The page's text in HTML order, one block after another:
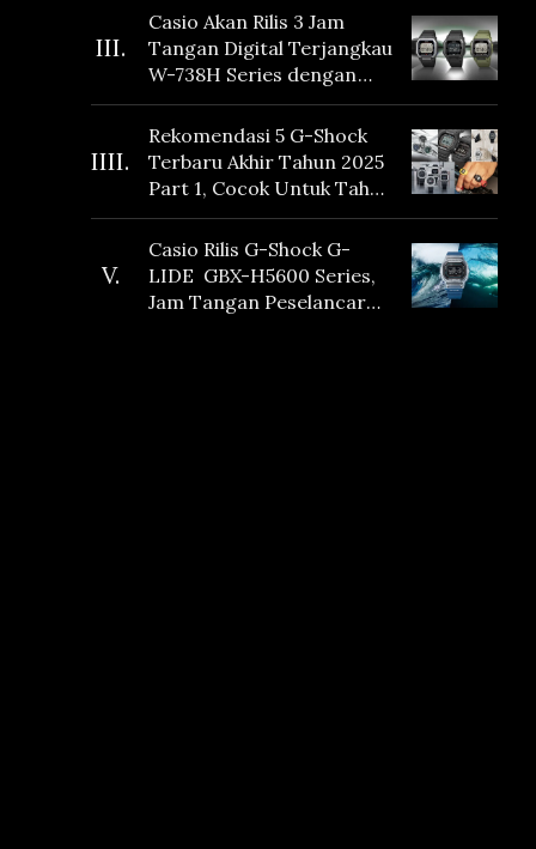
III.
Casio Akan Rilis 3 Jam
Tangan Digital Terjangkau
W-738H Series dengan
Masa Baterai 10 Tahun
dan Fitur Vibration
IIII.
Rekomendasi 5 G-Shock
Terbaru Akhir Tahun 2025
Part 1, Cocok Untuk Tahun
Baru!
V.
Casio Rilis G-Shock G-
LIDE GBX-H5600 Series,
Jam Tangan Peselancar